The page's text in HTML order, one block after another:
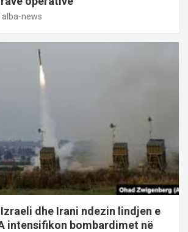
alba-news
dhe Irani ndezin lindjen e
intensifikon bombardimet në